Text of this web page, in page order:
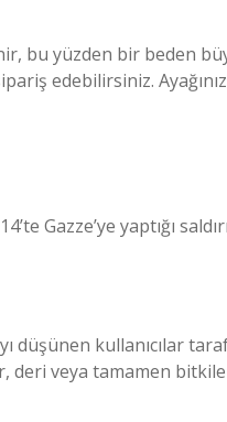
bu yüzden bir beden
edebilirsiniz.
Gazze’ye yaptığı
kullanıcılar
deri veya tamamen